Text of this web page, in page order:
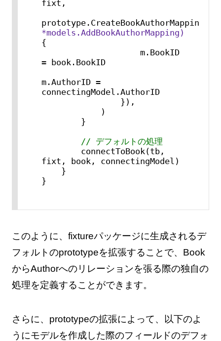
fixt,
prototype.CreateBookAuthorMapping(
*models.AddBookAuthorMapping)
{
= book.BookID
m.AuthorID =
connectingModel.AuthorID
// デフォルトの処理
fixt, book, connectingModel)
}
このように、fixtureパッケージに生成されるデ
フォルトのprototypeを拡張することで、Book
からAuthorへのリレーションを張る際の独自の
処理を定義することができます。
さらに、prototypeの拡張によって、以下のよ
うにモデルを作成した際のフィールドのデフォ